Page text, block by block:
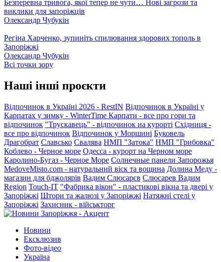
Безперевна тривога, якої тепер не чути… Нові загрози та
виклики для запоріжців
Олександр Чубукін
Регіна Харченко, зупиніть спилювання здорових тополь в
Запоріжжі
Олександр Чубукін
Всі точки зору
Наші інші проєкти
Відпочинок в Україні 2026 - RestIN Відпочинок в Україні у
Карпатах у зимку - WinterTime Карпати - все про гори та
відпочинок "Трускавець" - відпочинок на курорті Східниця -
все про відпочинок Відпочинок у Моршині Буковель
Драгобрат Славсько Свалява НМП "Затока" НМП "Грибовка"
Коблево - Черное море Одесса - курорт на Черном море
Каролино-Бугаз - Черное Море Солнечные панели Запорожья
MedoveMisto.com - натуральний віск та вощина Долина Меду -
магазин для бджолярів Вадим Слюсарєв Слюсарев Вадим
Region Touch-IT "Фабрика вікон" - пластикові вікна та двері у
Запоріжжі Штори та жалюзі у Запоріжжі Натяжні стелі у
Запоріжжі Захисник - військторг
Новини
Ексклюзив
Фото-відео
Україна